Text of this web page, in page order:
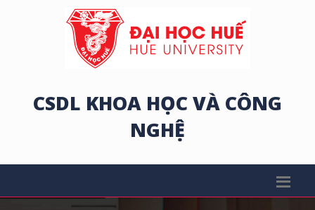
CSDL KHOA HỌC VÀ CÔNG
NGHỆ